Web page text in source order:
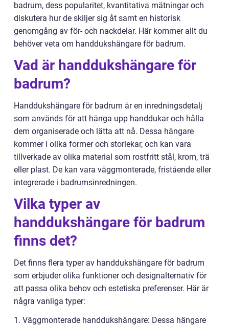
badrum, dess popularitet, kvantitativa mätningar och
diskutera hur de skiljer sig åt samt en historisk
genomgång av för- och nackdelar. Här kommer allt du
behöver veta om handdukshängare för badrum.
Vad är handdukshängare för
badrum?
Handdukshängare för badrum är en inredningsdetalj
som används för att hänga upp handdukar och hålla
dem organiserade och lätta att nå. Dessa hängare
kommer i olika former och storlekar, och kan vara
tillverkade av olika material som rostfritt stål, krom, trä
eller plast. De kan vara väggmonterade, fristående eller
integrerade i badrumsinredningen.
Vilka typer av
handdukshängare för badrum
finns det?
Det finns flera typer av handdukshängare för badrum
som erbjuder olika funktioner och designalternativ för
att passa olika behov och estetiska preferenser. Här är
några vanliga typer:
1. Väggmonterade handdukshängare: Dessa hängare